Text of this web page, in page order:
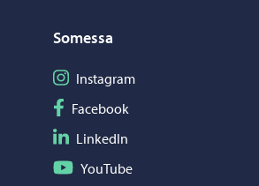
Somessa
Seuraa Instagram
Instagram
Seuraa Facebook
Facebook
Seuraa LinkedIn
LinkedIn
Seuraa YouTube
YouTube